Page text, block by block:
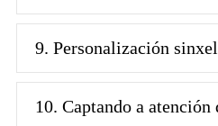
9. Personalización
10. Captando a